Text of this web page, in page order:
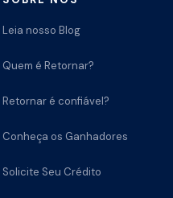
Leia nosso Blog
Quem é Retornar?
Retornar é confiável?
Conheça os Ganhadores
Solicite Seu Crédito